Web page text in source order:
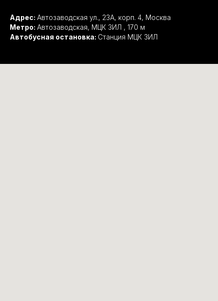
Адрес: Автозаводская ул., 23А, корп. 4, Москва
Метро: Автозаводская, МЦК ЗИЛ , 170 м
Автобусная остановка: Станция МЦК ЗИЛ